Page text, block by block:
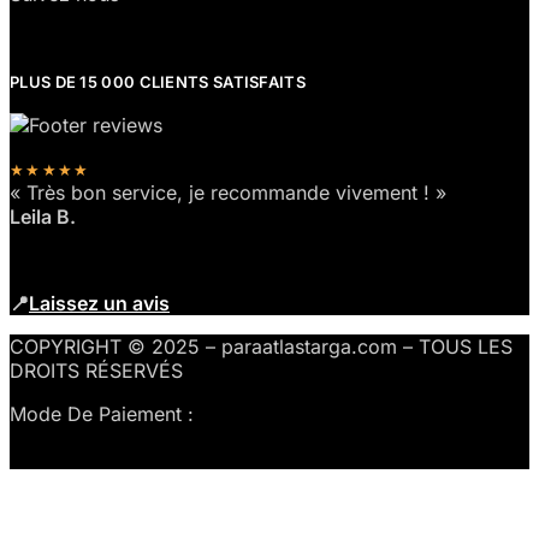
PLUS DE 15 000 CLIENTS SATISFAITS
★★★★★
« Très bon service, je recommande vivement ! »
Leila B.
📍Laissez un avis
COPYRIGHT © 2025 – paraatlastarga.com – TOUS LES
DROITS RÉSERVÉS
Mode De Paiement :